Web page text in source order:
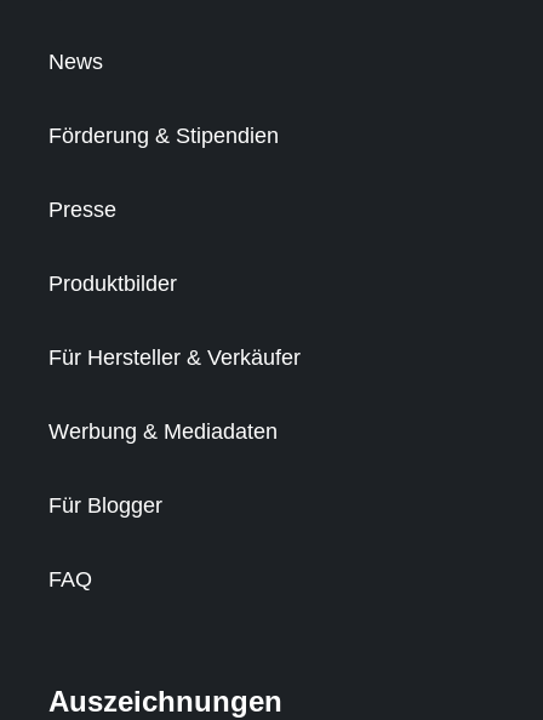
News
Förderung & Stipendien
Presse
Produktbilder
Für Hersteller & Verkäufer
Werbung & Mediadaten
Für Blogger
FAQ
Auszeichnungen